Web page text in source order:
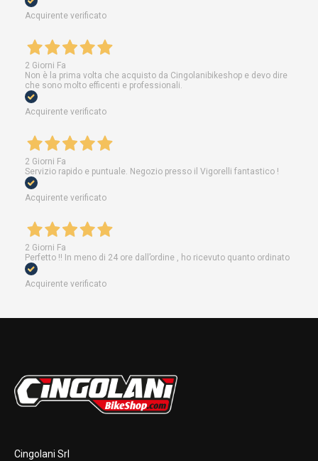
Acquirente verificato
2 Giorni Fa
Non è la prima volta che acquisto da Cingolanibikeshop e devo dire
che sono molto efficenti e professionali.
Acquirente verificato
2 Giorni Fa
Servizio rapido e puntuale. Negozio presso il Vigorelli fantastico !
Acquirente verificato
2 Giorni Fa
Perfetto !! In meno di 24 ore dall’ordine , ho ricevuto quanto ordinato
Acquirente verificato
Cingolani Srl